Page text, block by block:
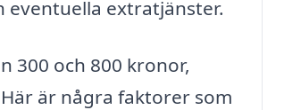
eventuella extratjänster.
300 och 800 kronor,
är några faktorer som